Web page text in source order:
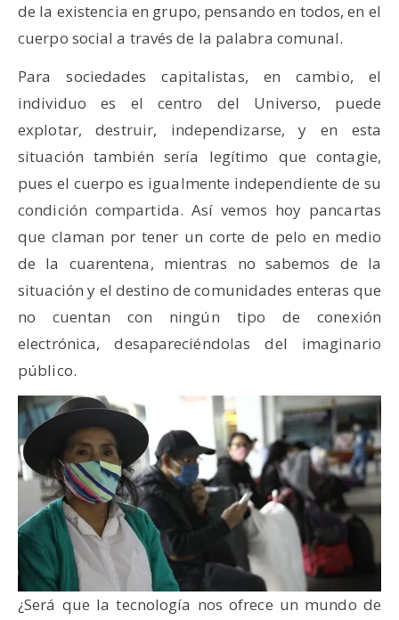
de la existencia en grupo, pensando en todos, en el
cuerpo social a través de la palabra comunal.
Para sociedades capitalistas, en cambio, el
individuo es el centro del Universo, puede
explotar, destruir, independizarse, y en esta
situación también sería legítimo que contagie,
pues el cuerpo es igualmente independiente de su
condición compartida. Así vemos hoy pancartas
que claman por tener un corte de pelo en medio
de la cuarentena, mientras no sabemos de la
situación y el destino de comunidades enteras que
no cuentan con ningún tipo de conexión
electrónica, desapareciéndolas del imaginario
público.
¿Será que la tecnología nos ofrece un mundo de